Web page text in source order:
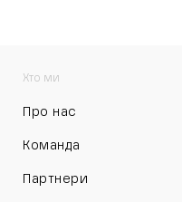
Хто ми
Про нас
Команда
Партнери